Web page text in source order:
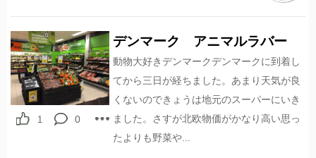
0
1
デンマーク アニマルラバー
動物大好きデンマークデンマークに到着し
てから三日が経ちました。あまり天気が良
くないのできょうは地元のスーパーにいき
ました。さすが北欧物価がかなり高い思っ
たよりも野菜や...